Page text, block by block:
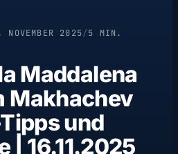
NOVEMBER 2025/5 MIN.
Maddalena
Makhachev
und
| 16.11.2025